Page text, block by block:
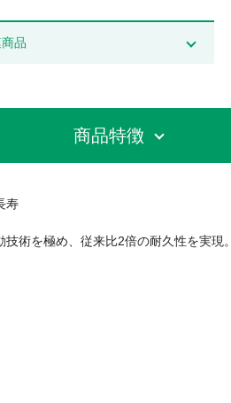
品
商品特徴
寿
技術を極め、従来比2倍の耐久性を実現。